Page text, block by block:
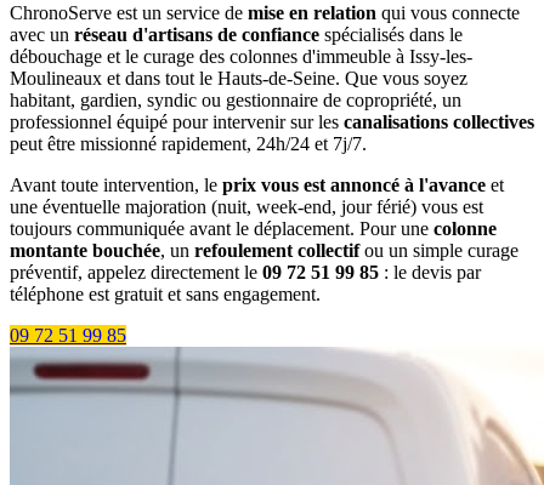
ChronoServe est un service de mise en relation qui vous connecte
avec un réseau d'artisans de confiance spécialisés dans le
débouchage et le curage des colonnes d'immeuble à Issy-les-
Moulineaux et dans tout le Hauts-de-Seine. Que vous soyez
habitant, gardien, syndic ou gestionnaire de copropriété, un
professionnel équipé pour intervenir sur les canalisations collectives
peut être missionné rapidement, 24h/24 et 7j/7.
Avant toute intervention, le prix vous est annoncé à l'avance et
une éventuelle majoration (nuit, week-end, jour férié) vous est
toujours communiquée avant le déplacement. Pour une colonne
montante bouchée, un refoulement collectifou un simple curage
préventif, appelez directement le 09 72 51 99 85 : le devis par
téléphone est gratuit et sans engagement.
09 72 51 99 85